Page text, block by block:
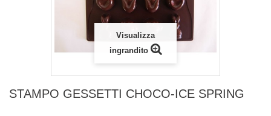
Visualizza
ingrandito
STAMPO GESSETTI CHOCO-ICE SPRING